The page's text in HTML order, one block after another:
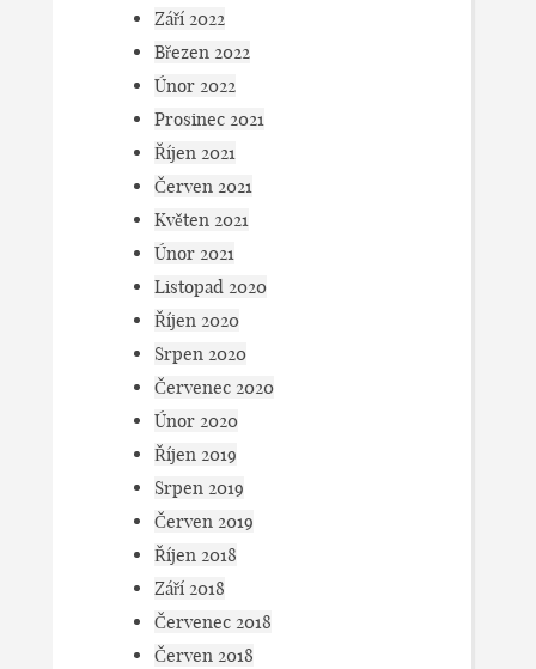
Září 2022
Březen 2022
Únor 2022
Prosinec 2021
Říjen 2021
Červen 2021
Květen 2021
Únor 2021
Listopad 2020
Říjen 2020
Srpen 2020
Červenec 2020
Únor 2020
Říjen 2019
Srpen 2019
Červen 2019
Říjen 2018
Září 2018
Červenec 2018
Červen 2018